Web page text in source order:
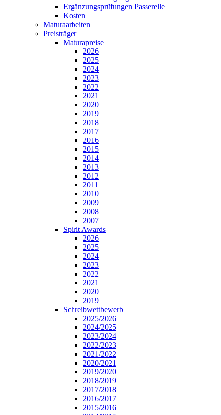
Ergänzungsprüfungen Passerelle
Kosten
Maturaarbeiten
Preisträger
Maturapreise
2026
2025
2024
2023
2022
2021
2020
2019
2018
2017
2016
2015
2014
2013
2012
2011
2010
2009
2008
2007
Spirit Awards
2026
2025
2024
2023
2022
2021
2020
2019
Schreibwettbewerb
2025/2026
2024/2025
2023/2024
2022/2023
2021/2022
2020/2021
2019/2020
2018/2019
2017/2018
2016/2017
2015/2016